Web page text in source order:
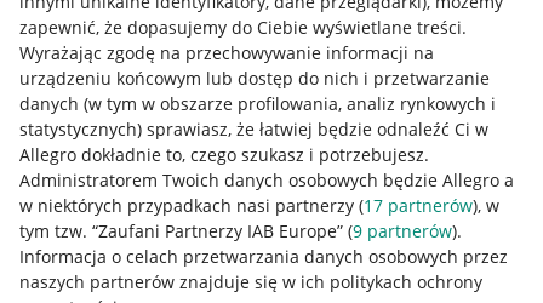
zapewnić, że dopasujemy do Ciebie wyświetlane treści.
Wyrażając zgodę na przechowywanie informacji na
urządzeniu końcowym lub dostęp do nich i przetwarzanie
danych (w tym w obszarze profilowania, analiz rynkowych i
statystycznych) sprawiasz, że łatwiej będzie odnaleźć Ci w
Allegro dokładnie to, czego szukasz i potrzebujesz.
Administratorem Twoich danych osobowych będzie Allegro a
w niektórych przypadkach nasi partnerzy (17 partnerów), w
tym tzw. “Zaufani Partnerzy IAB Europe” (9 partnerów).
Informacja o celach przetwarzania danych osobowych przez
naszych partnerów znajduje się w ich politykach ochrony
Przydatne informacje